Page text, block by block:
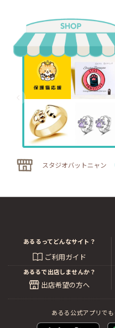
スタジオバットニャン
あるるってどんなサイト？
ご利用ガイド
あるるで出店しませんか？
出店希望の方へ
あるる公式アプリで